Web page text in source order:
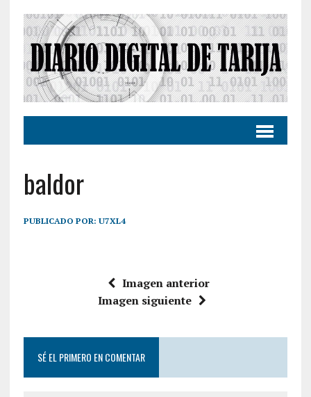
baldor
PUBLICADO POR: U7XL4
Imagen anterior
Imagen siguiente
SÉ EL PRIMERO EN COMENTAR